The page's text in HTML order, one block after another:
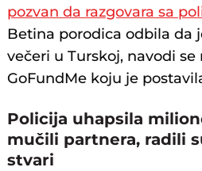
pozvan da razgovara sa
Betina porodica odbila da
večeri u Turskoj, navodi se
GoFundMe koju je
Policija uhapsila
mučili partnera, radili
stvari